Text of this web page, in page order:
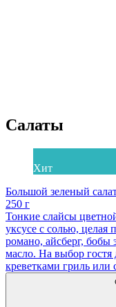
Салаты
Хит
Большой зеленый
250 г
Тонкие слайсы
уксусе с солью, целая
романо, айсберг, бобы
масло. На выбор гостя
креветками гриль